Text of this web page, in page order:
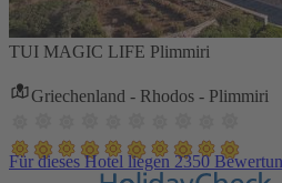
TUI MAGIC LIFE Plimmiri
Griechenland - Rhodos - Plimmiri
Für dieses Hotel liegen 2350